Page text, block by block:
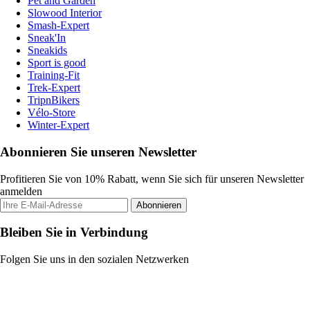
Slowood Interior
Smash-Expert
Sneak'In
Sneakids
Sport is good
Training-Fit
Trek-Expert
TripnBikers
Vélo-Store
Winter-Expert
Abonnieren Sie unseren Newsletter
Profitieren Sie von 10% Rabatt, wenn Sie sich für unseren Newsletter
anmelden
Abonnieren
Bleiben Sie in Verbindung
Folgen Sie uns in den sozialen Netzwerken